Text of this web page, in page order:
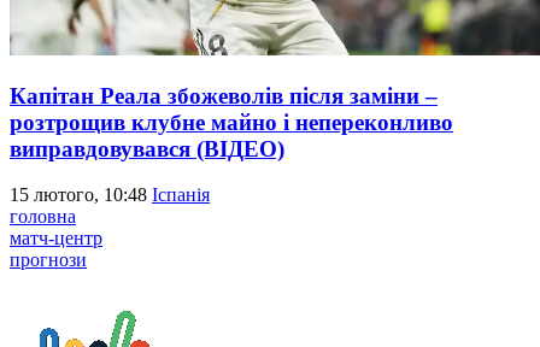
Капітан Реала збожеволів після заміни –
розтрощив клубне майно і непереконливо
виправдовувався (ВІДЕО)
15 лютого, 10:48 Іспанія
головна
матч-центр
прогнози